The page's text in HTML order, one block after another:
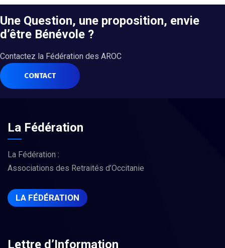
Une Question, une proposition, envie
d’être Bénévole ?
Contactez la Fédération des AROC
CONTACT
La Fédération
La Fédération :
Associations des Retraités d’Occitanie
LA FÉDÉRATION
Lettre d’Information